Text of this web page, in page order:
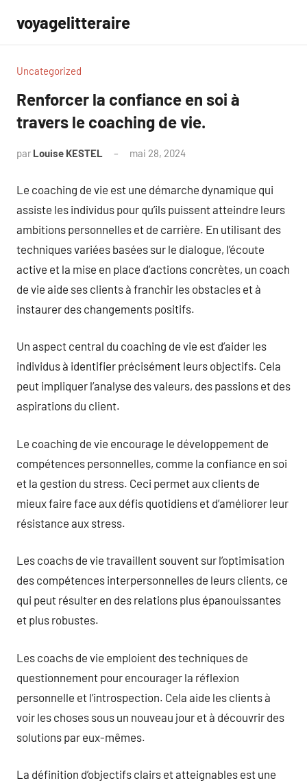
contenu
voyagelitteraire
Uncategorized
Renforcer la confiance en soi à
travers le coaching de vie.
par Louise KESTEL mai 28, 2024
Le coaching de vie est une démarche dynamique qui
assiste les individus pour qu’ils puissent atteindre leurs
ambitions personnelles et de carrière. En utilisant des
techniques variées basées sur le dialogue, l’écoute
active et la mise en place d’actions concrètes, un coach
de vie aide ses clients à franchir les obstacles et à
instaurer des changements positifs.
Un aspect central du coaching de vie est d’aider les
individus à identifier précisément leurs objectifs. Cela
peut impliquer l’analyse des valeurs, des passions et des
aspirations du client.
Le coaching de vie encourage le développement de
compétences personnelles, comme la confiance en soi
et la gestion du stress. Ceci permet aux clients de
mieux faire face aux défis quotidiens et d’améliorer leur
résistance aux stress.
Les coachs de vie travaillent souvent sur l’optimisation
des compétences interpersonnelles de leurs clients, ce
qui peut résulter en des relations plus épanouissantes
et plus robustes.
Les coachs de vie emploient des techniques de
questionnement pour encourager la réflexion
personnelle et l’introspection. Cela aide les clients à
voir les choses sous un nouveau jour et à découvrir des
solutions par eux-mêmes.
La définition d’objectifs clairs et atteignables est une